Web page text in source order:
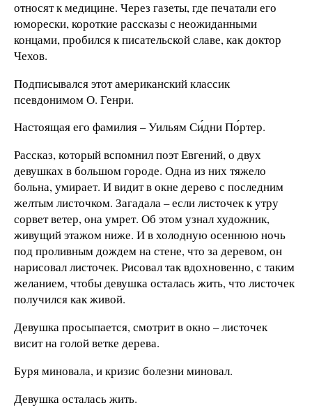
относят к медицине. Через газеты, где печатали его
юморески, короткие рассказы с неожиданными
концами, пробился к писательской славе, как доктор
Чехов.
Подписывался этот американский классик
псевдонимом О. Генри.
Настоящая его фамилия – Уильям Си́дни По́ртер.
Рассказ, который вспомнил поэт Евгений, о двух
девушках в большом городе. Одна из них тяжело
больна, умирает. И видит в окне дерево с последним
желтым листочком. Загадала – если листочек к утру
сорвет ветер, она умрет. Об этом узнал художник,
живущий этажом ниже. И в холодную осеннюю ночь
под проливным дождем на стене, что за деревом, он
нарисовал листочек. Рисовал так вдохновенно, с таким
желанием, чтобы девушка осталась жить, что листочек
получился как живой.
Девушка просыпается, смотрит в окно – листочек
висит на голой ветке дерева.
Буря миновала, и кризис болезни миновал.
Девушка осталась жить.